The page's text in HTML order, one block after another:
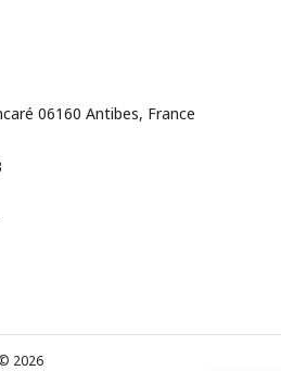
06160 Antibes, France
2026